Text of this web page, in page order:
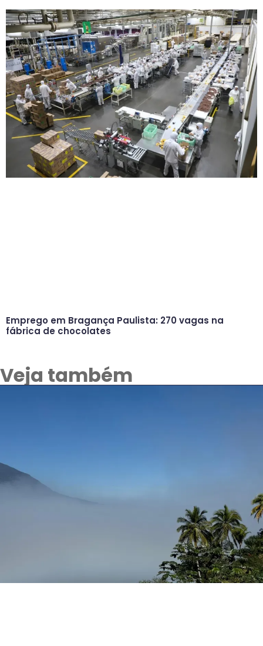
Emprego em Bragança Paulista: 270 vagas na
fábrica de chocolates
Veja também